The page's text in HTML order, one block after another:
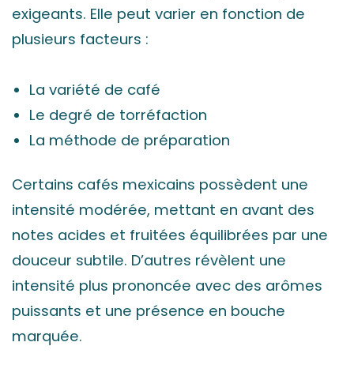
exigeants. Elle peut varier en fonction de
plusieurs facteurs :
La variété de café
Le degré de torréfaction
La méthode de préparation
Certains cafés mexicains possèdent une
intensité modérée, mettant en avant des
notes acides et fruitées équilibrées par une
douceur subtile. D’autres révèlent une
intensité plus prononcée avec des arômes
puissants et une présence en bouche
marquée.